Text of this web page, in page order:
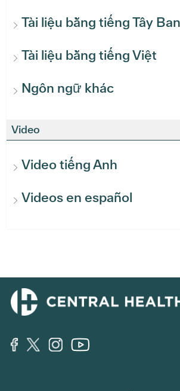
Tài liệu bằng tiếng Tây
Tài liệu bằng tiếng Việt
Ngôn ngữ khác
Video
Video tiếng Anh
Videos en español